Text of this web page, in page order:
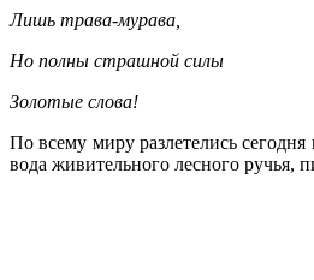
Лишь трава-мурава,
Но полны страшной силы
Золотые слова!
По всему миру разлетелись
вода живительного лесного ручья,